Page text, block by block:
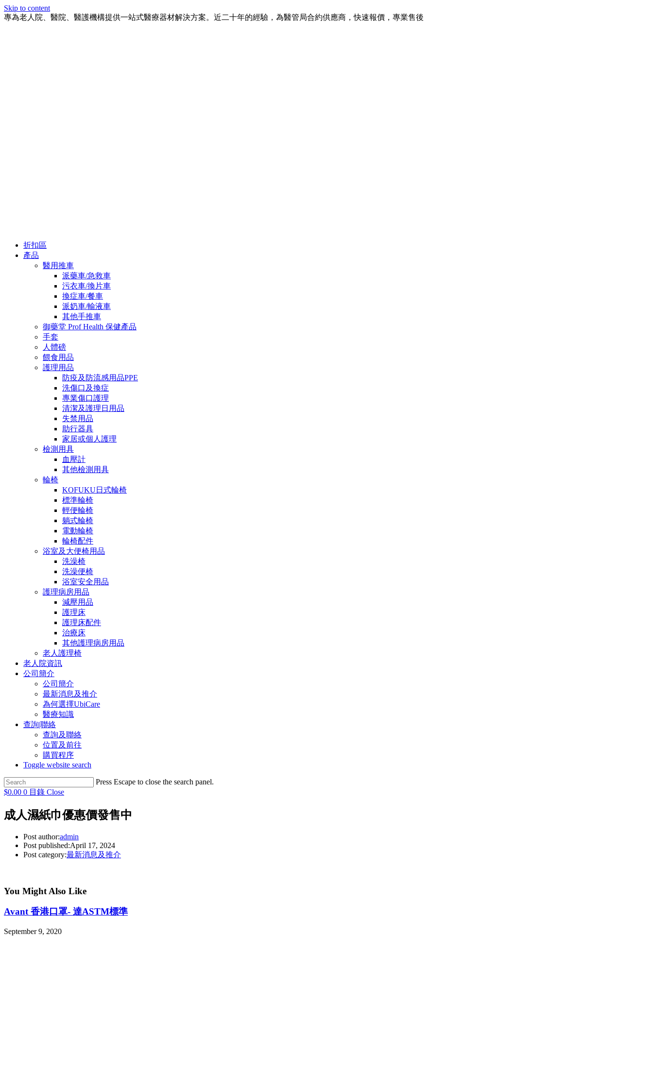
Skip to content
專為老人院、醫院、醫護機構提供一站式醫療器材解決方案。近二十年的經驗，為醫管局合約供應商，快速報價，專業售後
折扣區
產品
醫用推車
派藥車/急救車
污衣車/換片車
換症車/餐車
派奶車/輸液車
其他手推車
御藥堂 Prof Health 保健產品
手套
人體磅
餵食用品
護理用品
防疫及防流感用品PPE
洗傷口及換症
專業傷口護理
清潔及護理日用品
失禁用品
助行器具
家居或個人護理
檢測用具
血壓計
其他檢測用具
輪椅
KOFUKU日式輪椅
標準輪椅
輕便輪椅
躺式輪椅
電動輪椅
輪椅配件
浴室及大便椅用品
洗澡椅
洗澡便椅
浴室安全用品
護理病房用品
減壓用品
護理床
護理床配件
治療床
其他護理病房用品
老人護理椅
老人院資訊
公司簡介
公司簡介
最新消息及推介
為何選擇UbiCare
醫療知識
查詢|聯絡
查詢及聯絡
位置及前往
購買程序
Toggle website search
Press Escape to close the search panel.
$0.00 0 目錄 Close
成人濕紙巾優惠價發售中
Post author:admin
Post published:April 17, 2024
Post category:最新消息及推介
You Might Also Like
Avant 香港口罩- 達ASTM標準
September 9, 2020